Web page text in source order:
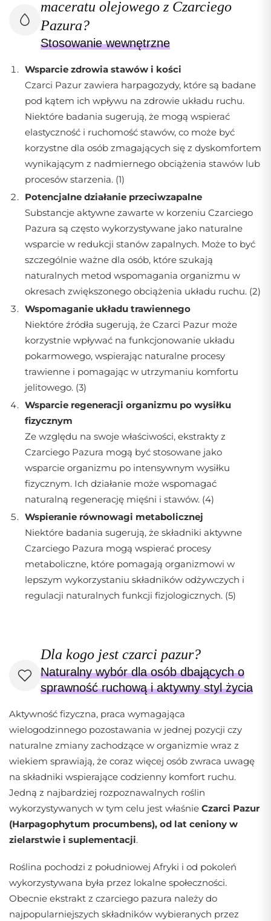
maceratu olejowego z Czarciego
Pazura?
Stosowanie wewnętrzne
Wsparcie zdrowia stawów i kości
Czarci Pazur zawiera harpagozydy, które są badane
pod kątem ich wpływu na zdrowie układu ruchu.
Niektóre badania sugerują, że mogą wspierać
elastyczność i ruchomość stawów, co może być
korzystne dla osób zmagających się z dyskomfortem
wynikającym z nadmiernego obciążenia stawów lub
procesów starzenia. (1)
Potencjalne działanie przeciwzapalne
Substancje aktywne zawarte w korzeniu Czarciego
Pazura są często wykorzystywane jako naturalne
wsparcie w redukcji stanów zapalnych. Może to być
szczególnie ważne dla osób, które szukają
naturalnych metod wspomagania organizmu w
okresach zwiększonego obciążenia układu ruchu. (2)
Wspomaganie układu trawiennego
Niektóre źródła sugerują, że Czarci Pazur może
korzystnie wpływać na funkcjonowanie układu
pokarmowego, wspierając naturalne procesy
trawienne i pomagając w utrzymaniu komfortu
jelitowego. (3)
Wsparcie regeneracji organizmu po wysiłku
fizycznym
Ze względu na swoje właściwości, ekstrakty z
Czarciego Pazura mogą być stosowane jako
wsparcie organizmu po intensywnym wysiłku
fizycznym. Ich działanie może wspomagać
naturalną regenerację mięśni i stawów. (4)
Wspieranie równowagi metabolicznej
Niektóre badania sugerują, że składniki aktywne
Czarciego Pazura mogą wspierać procesy
metaboliczne, które pomagają organizmowi w
lepszym wykorzystaniu składników odżywczych i
regulacji naturalnych funkcji fizjologicznych. (5)
Dla kogo jest czarci pazur?
Naturalny wybór dla osób dbających o
sprawność ruchową i aktywny styl życia
Aktywność fizyczna, praca wymagająca
wielogodzinnego pozostawania w jednej pozycji czy
naturalne zmiany zachodzące w organizmie wraz z
wiekiem sprawiają, że coraz więcej osób zwraca uwagę
na składniki wspierające codzienny komfort ruchu.
Jedną z najbardziej rozpoznawalnych roślin
wykorzystywanych w tym celu jest właśnie Czarci Pazur
(Harpagophytum procumbens), od lat ceniony w
zielarstwie i suplementacji.
Roślina pochodzi z południowej Afryki i od pokoleń
wykorzystywana była przez lokalne społeczności.
Obecnie ekstrakt z czarciego pazura należy do
najpopularniejszych składników wybieranych przez